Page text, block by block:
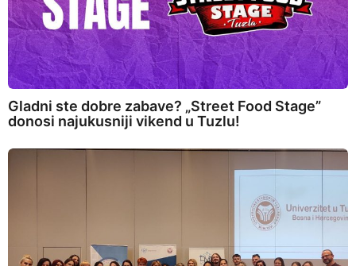
Gladni ste dobre zabave? „Street Food Stage”
donosi najukusniji vikend u Tuzlu!